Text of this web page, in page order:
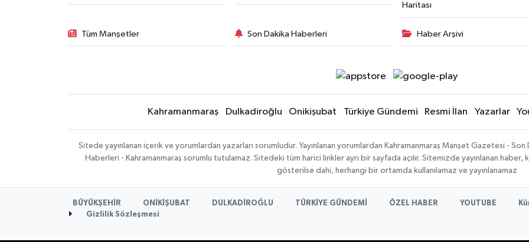
Haritası
Tüm Manşetler Son Dakika Haberleri Haber Arşivi
Kahramanmaraş Dulkadiroğlu Onikişubat Türkiye Gündemi Resmi İlan Yazarlar
Sitede yayınlanan içerik ve yorumlardan yazarları sorumludur. Yayınlanan yorumlardan Kahramanmaraş Manşet Gazetesi -
Haberleri - Kahramanmaraş sorumlu tutulamaz. Sitedeki tüm harici linkler ayrı bir sayfada açılır. Sitemizde yayınlanan haber,
gösterilse dahi, herhangi bir ortamda kullanılamaz ve yayınlanamaz
BÜYÜKŞEHİR ONİKİŞUBAT DULKADİROĞLU TÜRKİYE GÜNDEMİ ÖZEL HABER YOUTUBE
Gizlilik Sözleşmesi